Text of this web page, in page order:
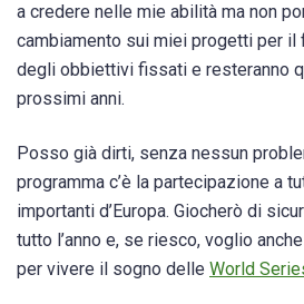
a credere nelle mie abilità ma non
cambiamento sui miei progetti per il
degli obbiettivi fissati e resteranno
prossimi anni.
Posso già dirti, senza nessun
programma c’è la partecipazione a
importanti d’Europa. Giocherò di
tutto l’anno e, se riesco, voglio
per vivere il sogno delle World